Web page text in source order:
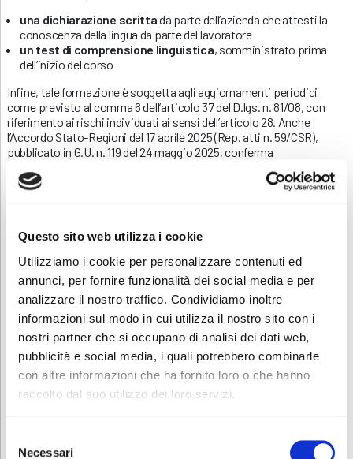
Questo sito web utilizza i cookie
Utilizziamo i cookie per personalizzare contenuti ed
annunci, per fornire funzionalità dei social media e per
analizzare il nostro traffico. Condividiamo inoltre
informazioni sul modo in cui utilizza il nostro sito con i
nostri partner che si occupano di analisi dei dati web,
pubblicità e social media, i quali potrebbero combinarle
con altre informazioni che ha fornito loro o che hanno
raccolto dal suo utilizzo dei loro servizi.
delNecessari
una dichiarazione scrittada parte dell’azienda che attesti la
conoscenza della lingua da parte del lavoratore
un test di comprensione linguistica, somministrato prima
dell’inizio del corso
Infine, tale formazione è soggetta agli aggiornamenti periodici
come previsto al comma 6 dell’articolo 37 del D.lgs. n. 81/08, con
riferimento ai rischi individuati ai sensi dell’articolo 28. Anche
l’Accordo Stato-Regioni del 17 aprile 2025 (Rep. atti n. 59/CSR),
pubblicato in G.U. n. 119 del 24 maggio 2025, conferma
essere effettuato ogni 5 anni, indipendentemente dal livello di
paginaSicurezza.
Contatti
Per avere ulteriori informazioni non esitate a contattarci allo
INFORMATIVA RELATIVA AL CONTRATTO